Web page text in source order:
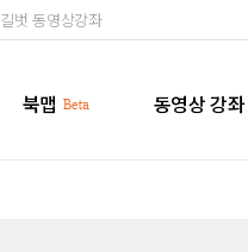
길벗 동영상강좌
북맵 동영상 강좌